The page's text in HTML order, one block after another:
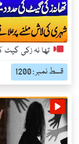
تھا نہ زکی گیٹ
قسط نمبر : 1200